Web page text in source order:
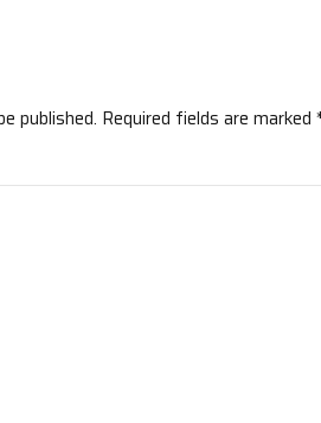
published. Required fields are marked